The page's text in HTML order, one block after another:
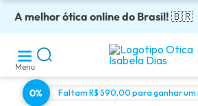
A melhor ótica online do Brasil!🇧🇷
Óculos completos armação + lentes
Adquira em até 10x sem juros!
Enviamos para todo o Brasil!
Óculos de grau com preço justo!
Menu
0% Faltam R$ 590,00 para ganhar um